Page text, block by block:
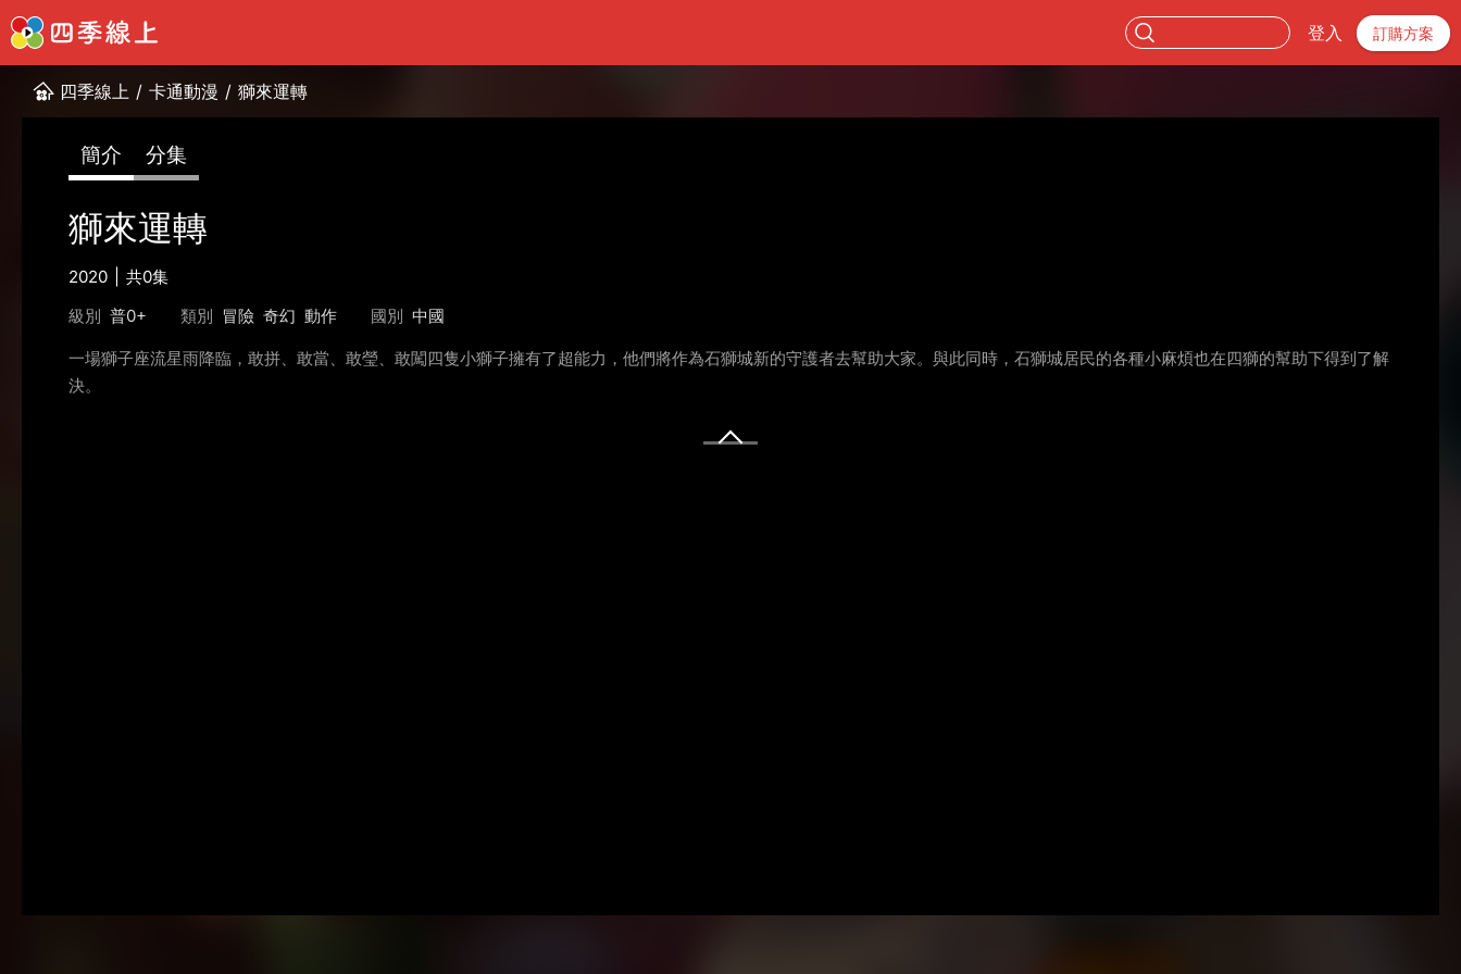
登入 訂購方案
四季線上 / 卡通動漫 / 獅來運轉
簡介 分集
獅來運轉
2020
共0集
級別 普0+ 類別 冒險 奇幻 動作 國別 中國
一場獅子座流星雨降臨，敢拼、敢當、敢瑩、敢闖四隻小獅子擁有了超能力，他們將作為石獅城新的守護者去幫助大家。與此同時，石獅城居民的各種小麻煩也在四獅的幫助下得到了解
決。